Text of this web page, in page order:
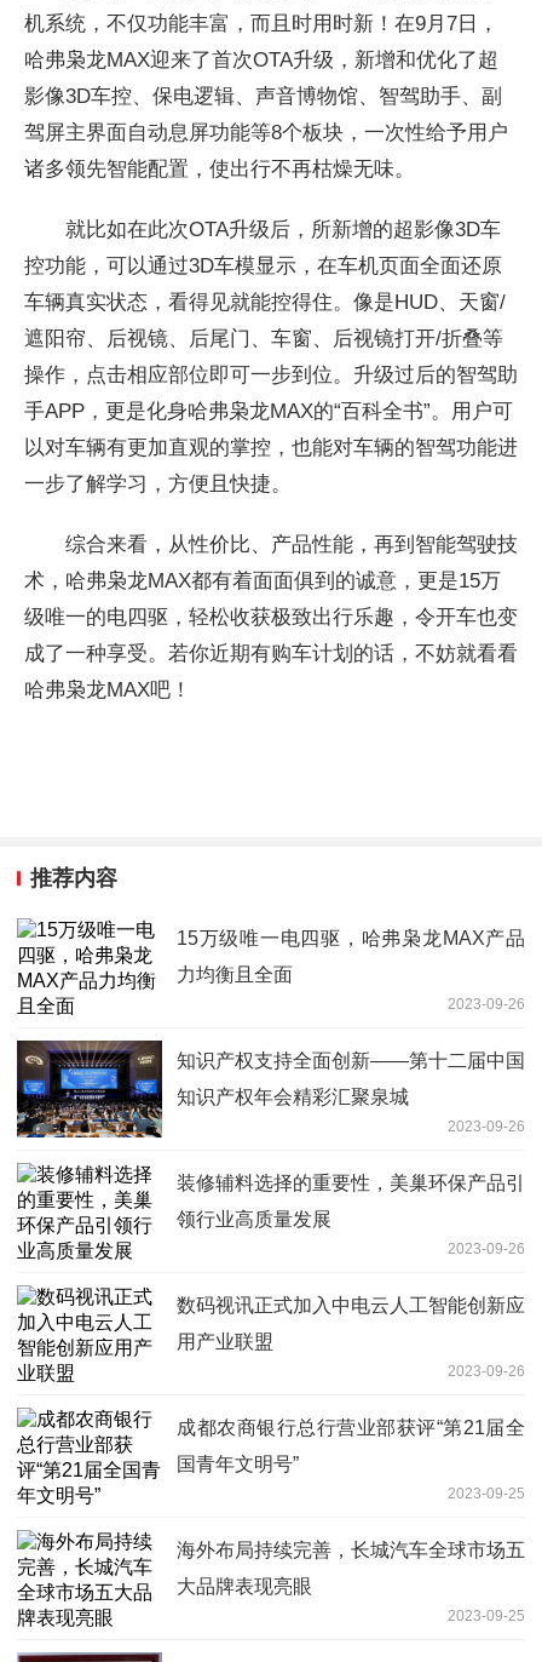
机系统，不仅功能丰富，而且时用时新！在9月7日，
哈弗枭龙MAX迎来了首次OTA升级，新增和优化了超
影像3D车控、保电逻辑、声音博物馆、智驾助手、副
驾屏主界面自动息屏功能等8个板块，一次性给予用户
诸多领先智能配置，使出行不再枯燥无味。
就比如在此次OTA升级后，所新增的超影像3D车
控功能，可以通过3D车模显示，在车机页面全面还原
车辆真实状态，看得见就能控得住。像是HUD、天窗/
遮阳帘、后视镜、后尾门、车窗、后视镜打开/折叠等
操作，点击相应部位即可一步到位。升级过后的智驾助
手APP，更是化身哈弗枭龙MAX的“百科全书”。用户可
以对车辆有更加直观的掌控，也能对车辆的智驾功能进
一步了解学习，方便且快捷。
综合来看，从性价比、产品性能，再到智能驾驶技
术，哈弗枭龙MAX都有着面面俱到的诚意，更是15万
级唯一的电四驱，轻松收获极致出行乐趣，令开车也变
成了一种享受。若你近期有购车计划的话，不妨就看看
哈弗枭龙MAX吧！
推荐内容
15万级唯一电四驱，哈弗枭龙MAX产品
力均衡且全面
2023-09-26
知识产权支持全面创新——第十二届中国
知识产权年会精彩汇聚泉城
2023-09-26
装修辅料选择的重要性，美巢环保产品引
领行业高质量发展
2023-09-26
数码视讯正式加入中电云人工智能创新应
用产业联盟
2023-09-26
成都农商银行总行营业部获评“第21届全
国青年文明号”
2023-09-25
海外布局持续完善，长城汽车全球市场五
大品牌表现亮眼
2023-09-25